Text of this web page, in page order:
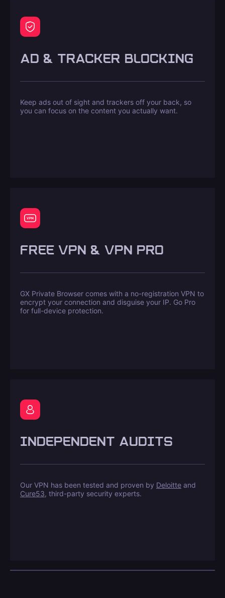
AD & TRACKER BLOCKING
Keep ads out of sight and trackers off your back, so
you can focus on the content you actually want.
FREE VPN & VPN PRO
GX Private Browser comes with a no-registration VPN to
encrypt your connection and disguise your IP. Go Pro
for full-device protection.
INDEPENDENT AUDITS
Our VPN has been tested and proven by Deloitte and
Cure53, third-party security experts.